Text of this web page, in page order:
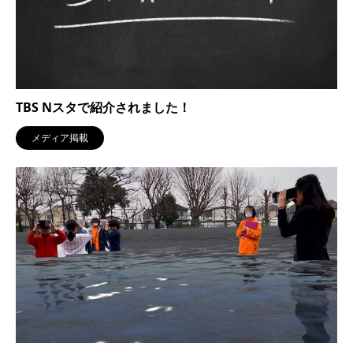
TBS Nスタで紹介されました！
メディア掲載